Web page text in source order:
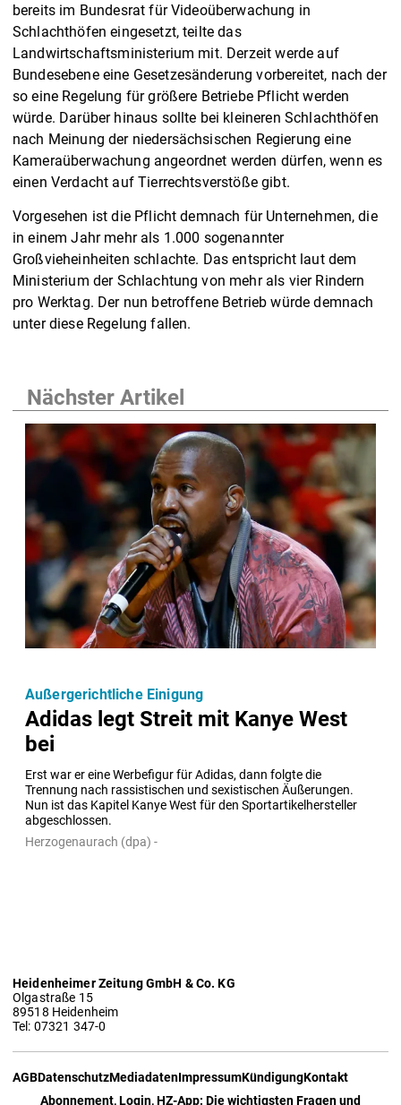
bereits im Bundesrat für Videoüberwachung in
Schlachthöfen eingesetzt, teilte das
Landwirtschaftsministerium mit. Derzeit werde auf
Bundesebene eine Gesetzesänderung vorbereitet, nach der
so eine Regelung für größere Betriebe Pflicht werden
würde. Darüber hinaus sollte bei kleineren Schlachthöfen
nach Meinung der niedersächsischen Regierung eine
Kameraüberwachung angeordnet werden dürfen, wenn es
einen Verdacht auf Tierrechtsverstöße gibt.
Vorgesehen ist die Pflicht demnach für Unternehmen, die
in einem Jahr mehr als 1.000 sogenannter
Großvieheinheiten schlachte. Das entspricht laut dem
Ministerium der Schlachtung von mehr als vier Rindern
pro Werktag. Der nun betroffene Betrieb würde demnach
unter diese Regelung fallen.
Nächster Artikel
Adidas legt Streit mit Kanye West
bei
Erst war er eine Werbefigur für Adidas, dann folgte die
Trennung nach rassistischen und sexistischen Äußerungen.
Nun ist das Kapitel Kanye West für den Sportartikelhersteller
abgeschlossen.
Außergerichtliche Einigung
Herzogenaurach (dpa) -
Heidenheimer Zeitung GmbH & Co. KG
Olgastraße 15
89518 Heidenheim
Tel: 07321 347-0
AGBDatenschutzMediadatenImpressumKündigungKontakt
Abonnement, Login, HZ-App: Die wichtigsten Fragen und